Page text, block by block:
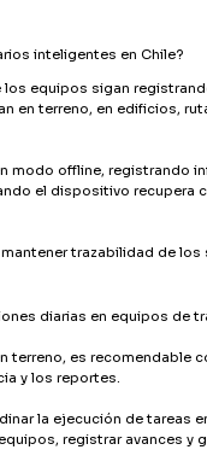
inteligentes en Chile?
equipos sigan
en terreno, en edificios,
modo offline, registrando
el dispositivo recupera
trazabilidad de los
diarias en equipos de
terreno, es recomendable
y los reportes.
la ejecución de tareas
registrar avances y